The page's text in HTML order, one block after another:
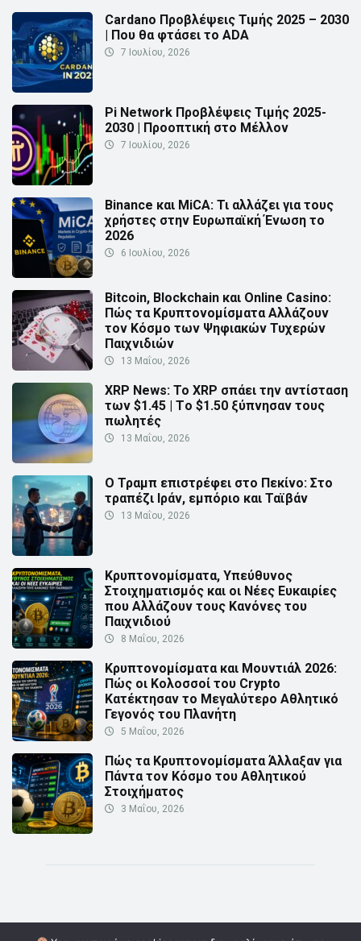
Cardano Προβλέψεις Τιμής 2025 – 2030
| Που θα φτάσει το ADA
7 Ιουλίου, 2026
Pi Network Προβλέψεις Τιμής 2025-
2030 | Προοπτική στο Μέλλον
7 Ιουλίου, 2026
Binance και MiCA: Τι αλλάζει για τους
χρήστες στην Ευρωπαϊκή Ένωση το
2026
6 Ιουλίου, 2026
Bitcoin, Blockchain και Online Casino:
Πώς τα Κρυπτονομίσματα Αλλάζουν
τον Κόσμο των Ψηφιακών Τυχερών
Παιχνιδιών
13 Μαΐου, 2026
XRP News: Το XRP σπάει την αντίσταση
των $1.45 | Τo $1.50 ξύπνησαν τους
πωλητές
13 Μαΐου, 2026
Ο Τραμπ επιστρέφει στο Πεκίνο: Στο
τραπέζι Ιράν, εμπόριο και Ταϊβάν
13 Μαΐου, 2026
Κρυπτονομίσματα, Υπεύθυνος
Στοιχηματισμός και οι Νέες Ευκαιρίες
που Αλλάζουν τους Κανόνες του
Παιχνιδιού
8 Μαΐου, 2026
Κρυπτονομίσματα και Μουντιάλ 2026:
Πώς οι Κολοσσοί του Crypto
Κατέκτησαν το Μεγαλύτερο Αθλητικό
Γεγονός του Πλανήτη
5 Μαΐου, 2026
Πώς τα Κρυπτονομίσματα Άλλαξαν για
Πάντα τον Κόσμο του Αθλητικού
Στοιχήματος
3 Μαΐου, 2026